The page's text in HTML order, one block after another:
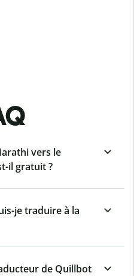
vers le
il gratuit ?
je traduire à la
de Quillbot